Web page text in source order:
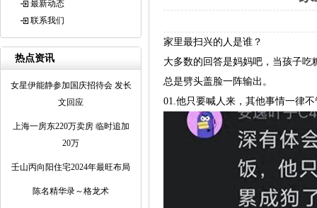
最新动态
联系我们
热点资讯
女星伊能静参加国庆招待会 发长
文回应
上海一房东220万卖房 临时追加
20万
壬山丙向阳住宅2024年最旺布局
陈名精华录～格龙术
家里最扫兴的人是谁？
大多数的回答是妈妈吧，当孩子
总是劈头盖脸一阵输出。
01.他只要喊人来，其他事情一律不